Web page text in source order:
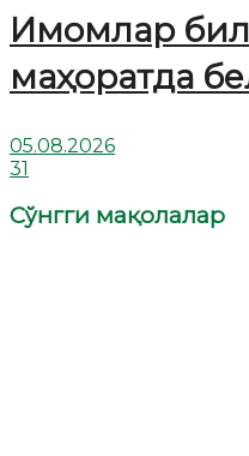
Имомлар
маҳоратда
05.08.2026
31
Сўнгги мақолалар